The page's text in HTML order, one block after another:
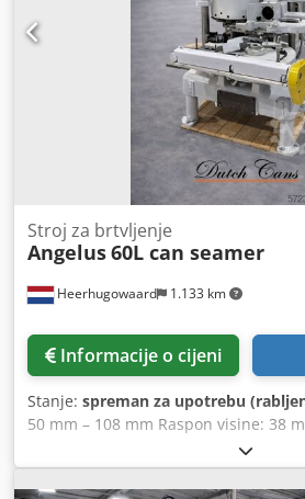
kutija, setovi za formate/glave za
boca, kućište s vratima, zaštitna
upravljanje s upravljačkom pločom,
Heerhugowaard 1.133 km
Stroj za brtvljenje
Angelus60L can seamer
Informacije o cijeni
Stanje: spreman za upotrebu
50 mm – 108 mm Raspon visine: 38
Kapacitet proizvodnje: do 500 c.p.m.
Crjdpfjtqmryjx Aifjf